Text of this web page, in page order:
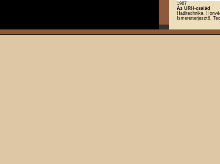
1967
Az URH-család
Haditechnika,
Ismeretterjesztő,